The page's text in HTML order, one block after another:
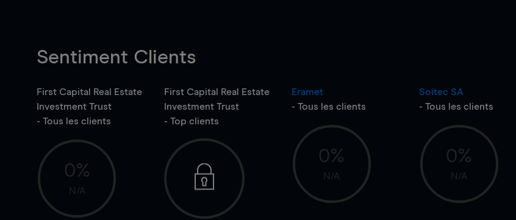
Sentiment Clients
First Capital Real Estate
Investment Trust
- Tous les clients
0%
N/A
First Capital Real Estate
Investment Trust
- Top clients
Eramet
- Tous les clients
0%
N/A
Soitec SA
- Tous les clients
0%
N/A